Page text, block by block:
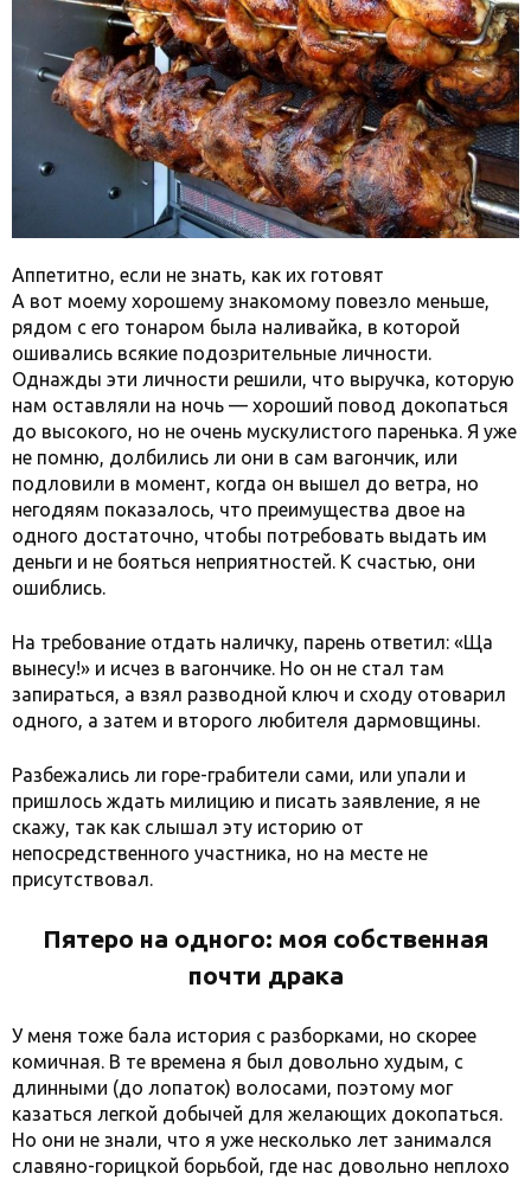
Аппетитно, если не знать, как их готовят
А вот моему хорошему знакомому повезло меньше,
рядом с его тонаром была наливайка, в которой
ошивались всякие подозрительные личности.
Однажды эти личности решили, что выручка, которую
нам оставляли на ночь — хороший повод докопаться
до высокого, но не очень мускулистого паренька. Я уже
не помню, долбились ли они в сам вагончик, или
подловили в момент, когда он вышел до ветра, но
негодяям показалось, что преимущества двое на
одного достаточно, чтобы потребовать выдать им
деньги и не бояться неприятностей. К счастью, они
ошиблись.
На требование отдать наличку, парень ответил: «Ща
вынесу!» и исчез в вагончике. Но он не стал там
запираться, а взял разводной ключ и сходу отоварил
одного, а затем и второго любителя дармовщины.
Разбежались ли горе-грабители сами, или упали и
пришлось ждать милицию и писать заявление, я не
скажу, так как слышал эту историю от
непосредственного участника, но на месте не
присутствовал.
Пятеро на одного: моя собственная
почти драка
У меня тоже бала история с разборками, но скорее
комичная. В те времена я был довольно худым, с
длинными (до лопаток) волосами, поэтому мог
казаться легкой добычей для желающих докопаться.
Но они не знали, что я уже несколько лет занимался
славяно-горицкой борьбой, где нас довольно неплохо